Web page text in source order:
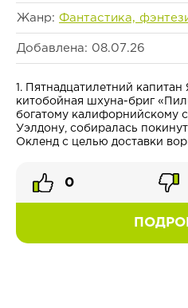
Жанр: Фантастика,
Добавлена: 08.07.26
1. Пятнадцатилетний
китобойная шхуна-бриг
богатому калифорнийскому
Уэлдону, собиралась
Окленд с целью доставки
0